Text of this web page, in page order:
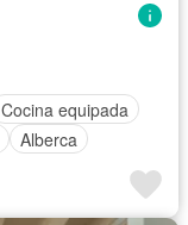
Cocina equipada
Alberca